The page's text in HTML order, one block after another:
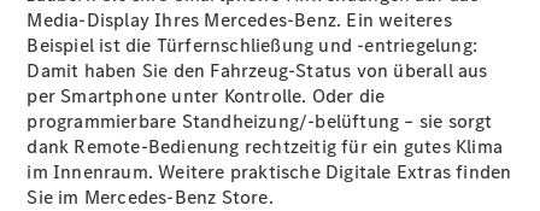
Mercedes-
AMG GT
4-Türer
Coupé
NeuElektrisch
Konfigurator
Mercedes-
Media-Display Ihres Mercedes-Benz. Ein weiteres
Beispiel ist die Türfernschließung und -entriegelung:
Damit haben Sie den Fahrzeug-Status von überall aus
per Smartphone unter Kontrolle. Oder die
programmierbare Standheizung/-belüftung – sie sorgt
dank Remote-Bedienung rechtzeitig für ein gutes Klima
im Innenraum. Weitere praktische Digitale Extras finden
Sie im Mercedes-Benz Store.